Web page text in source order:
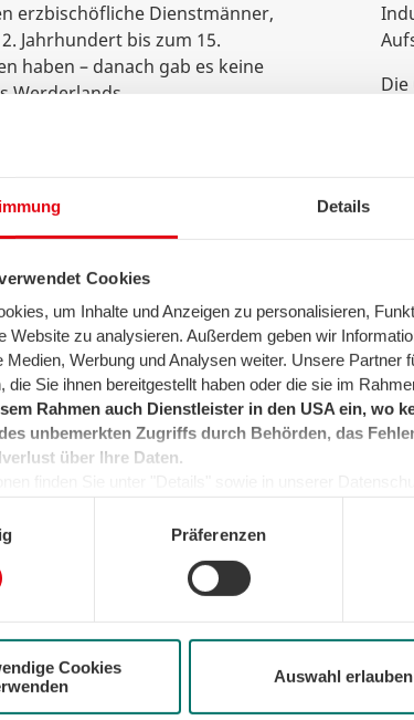
Details
Cookies
um Inhalte und Anzeigen zu personalisieren,
Website zu analysieren. Außerdem geben wir
Medien, Werbung und Analysen weiter. Unsere
die Sie ihnen bereitgestellt haben oder die sie im
Rahmen auch Dienstleister in den USA ein, wo
unbemerkten Zugriffs durch Behörden, das
über Ihre Daten.
notwendige Minimum, um die Seite betreiben zu
Präferenzen
Cookies
Auswahl erlauben
erzbischöfliche Dienstmänner,
Jahrhundert bis zum 15.
haben – danach gab es keine
Werderlands.
eine Richtstätte: den
bis 1811. Im Jahr 1848 erfolgte
in die Stadt Bremen, bis 1902
eingemeindet wurde.
Der Bremer
zu bieten, aber aus fast jeder
Fernsehturm erkennen. Der im
genannte Turm ist ein guter
Walle.